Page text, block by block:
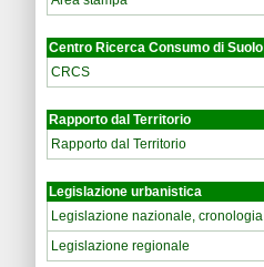
Centro Ricerca Consumo di Suolo
CRCS
Rapporto dal Territorio
Rapporto dal Territorio
Legislazione urbanistica
Legislazione nazionale, cronologia
Legislazione regionale